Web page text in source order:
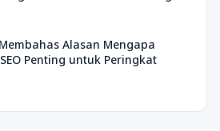
Alasan Mengapa
Penting untuk Peringkat